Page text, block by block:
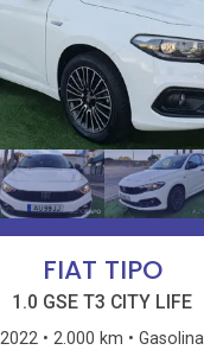
FIAT TIPO
1.0 GSE T3 CITY LIFE
2022 2.000 km
Gasolina